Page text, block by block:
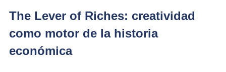
The Lever of Riches: creatividad
como motor de la historia
económica